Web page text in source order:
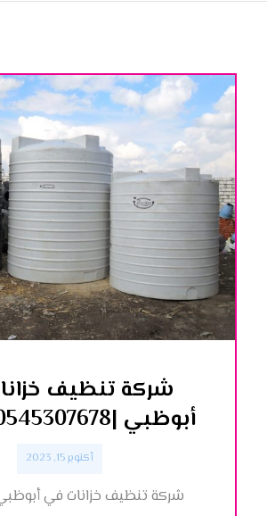
شركة تنظيف
أبوظبي |0545307678| تعقيم
أكتوبر 15, 2023
شركة تنظيف خزانات في